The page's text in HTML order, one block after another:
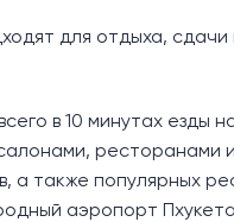
для отдыха,
в 10 минутах
также популярных
аэропорт